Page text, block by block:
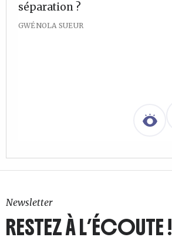
séparation ?
GWÉNOLA SUEUR
Newsletter
RESTEZ À L’ÉCOUTE !